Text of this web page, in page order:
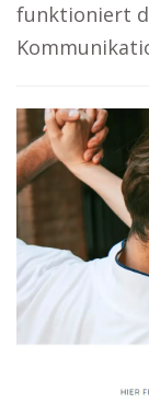
funktioniert